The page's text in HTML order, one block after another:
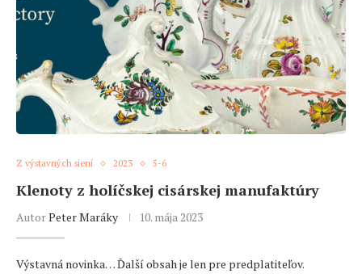
Z výstavných siení 2023 5-6
Klenoty z holíčskej cisárskej manufaktúry
AutorPeter Maráky 10. mája 2023
Výstavná novinka… Ďalší obsah je len pre predplatiteľov.